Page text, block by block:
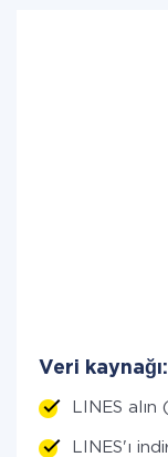
Veri
LINES alın
LINES'ı